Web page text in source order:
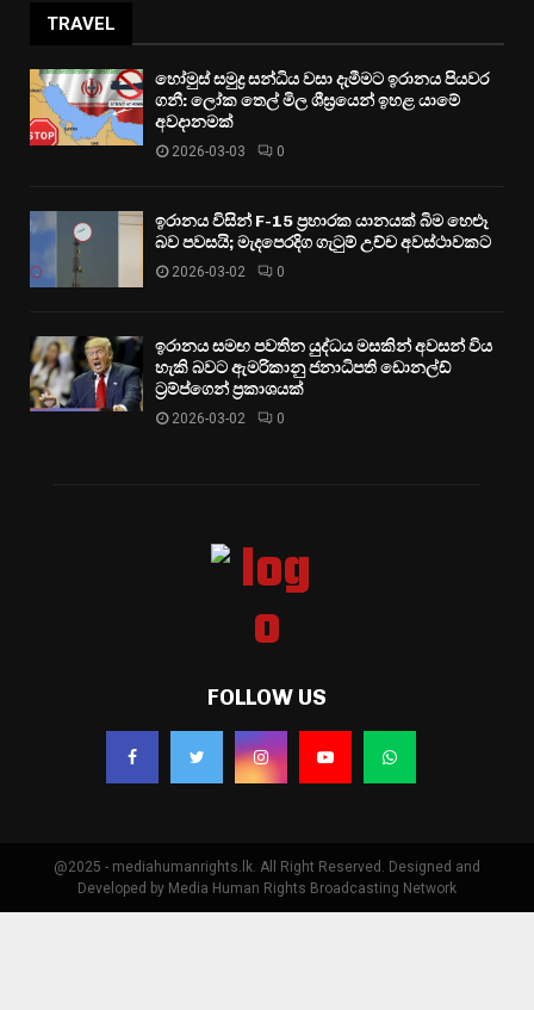
TRAVEL
හෝමුස් සමුද්‍ර සන්ධිය වසා දැමීමට ඉරානය පියවර
ගනී: ලෝක තෙල් මිල ශීඝ්‍රයෙන් ඉහළ යාමේ
අවදානමක්
2026-03-03 0
ඉරානය විසින් F-15 ප්‍රහාරක යානයක් බිම හෙළූ
බව පවසයි; මැදපෙරදිග ගැටුම් උච්ච අවස්ථාවකට
2026-03-02 0
ඉරානය සමඟ පවතින යුද්ධය මසකින් අවසන් විය
හැකි බවට ඇමරිකානු ජනාධිපති ඩොනල්ඩ්
ට්‍රම්ප්ගෙන් ප්‍රකාශයක්
2026-03-02 0
FOLLOW US
@2025 - mediahumanrights.lk. All Right Reserved. Designed and
Developed by Media Human Rights Broadcasting Network